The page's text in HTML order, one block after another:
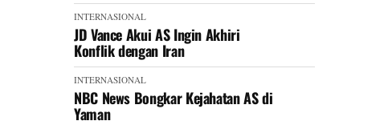
INTERNASIONAL
JD Vance Akui AS Ingin Akhiri
Konflik dengan Iran
INTERNASIONAL
NBC News Bongkar Kejahatan AS di
Yaman